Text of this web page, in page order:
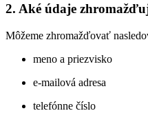
2. Aké údaje
Môžeme zhromažďovať
meno a priezvisko
e-mailová adresa
telefónne číslo